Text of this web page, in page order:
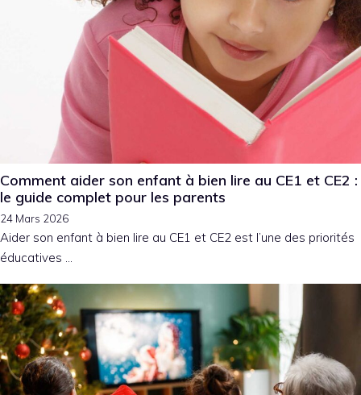
Comment aider son enfant à bien lire au CE1 et CE2 :
le guide complet pour les parents
24 Mars 2026
Aider son enfant à bien lire au CE1 et CE2 est l’une des priorités
éducatives …